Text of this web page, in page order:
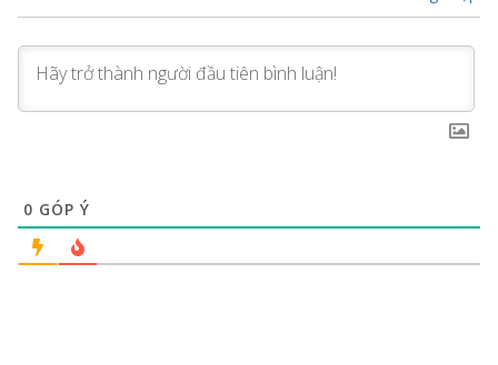
0 GÓP Ý